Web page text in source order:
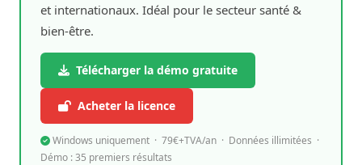
et internationaux. Idéal pour le secteur santé &
bien-être.
Télécharger la démo gratuite
Acheter la licence
Windows uniquement · 79€+TVA/an · Données illimitées ·
Démo : 35 premiers résultats